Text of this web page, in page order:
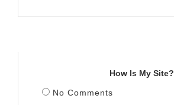
How Is My Site?
No Comments